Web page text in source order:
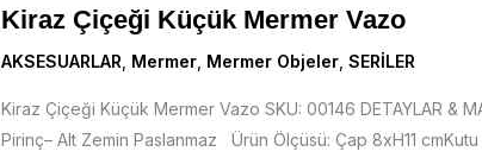
Kiraz Çiçeği Küçük Mermer Vazo
AKSESUARLAR Mermer Mermer Objeler SERİLER
Kiraz Çiçeği Küçük Mermer Vazo SKU: 00146 DETAYLAR &
Pirinç– Alt Zemin Paslanmaz Ürün Ölçüsü: Çap 8xH11 cmKutu
Küçük
Mermer